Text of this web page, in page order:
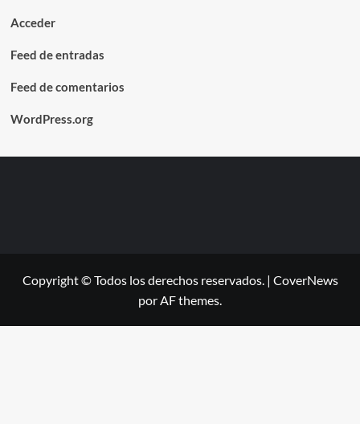
Acceder
Feed de entradas
Feed de comentarios
WordPress.org
Copyright © Todos los derechos reservados. | CoverNews
por AF themes.